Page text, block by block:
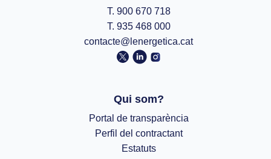
T. 900 670 718
T. 935 468 000
contacte@lenergetica.cat
Qui som?
Portal de transparència
Perfil del contractant
Estatuts